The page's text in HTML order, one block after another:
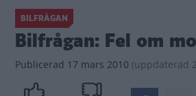
BILFRÅGAN
Bilfrågan: Fel om
Publicerad 17 mars 2010 (uppdaterad